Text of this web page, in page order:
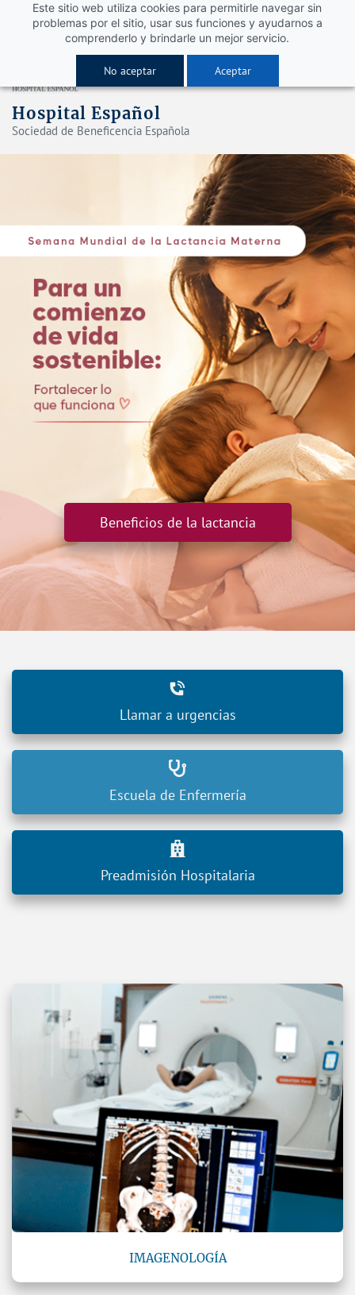
Este sitio web utiliza cookies para permitirle navegar sin
problemas por el sitio, usar sus funciones y ayudarnos a
comprenderlo y brindarle un mejor servicio.
No aceptar Aceptar
Hospital Español
Sociedad de Beneficencia Española
Beneficios de la lactancia
Llamar a urgencias
Escuela de Enfermería
Preadmisión Hospitalaria
IMAGENOLOGÍA